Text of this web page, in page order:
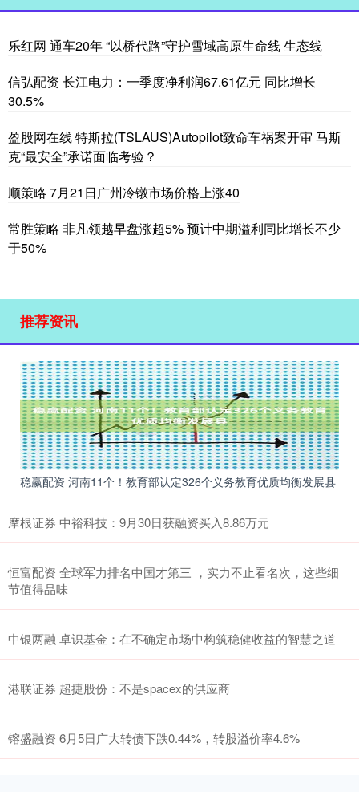
乐红网 通车20年 “以桥代路”守护雪域高原生命线 生态线
信弘配资 长江电力：一季度净利润67.61亿元 同比增长
30.5%
盈股网在线 特斯拉(TSLAUS)Autopilot致命车祸案开审 马斯
克“最安全”承诺面临考验？
顺策略 7月21日广州冷镦市场价格上涨40
常胜策略 非凡领越早盘涨超5% 预计中期溢利同比增长不少
于50%
推荐资讯
稳赢配资 河南11个！教育部认定326个义务教育优质均衡发展县
摩根证券 中裕科技：9月30日获融资买入8.86万元
恒富配资 全球军力排名中国才第三 ，实力不止看名次，这些细
节值得品味
中银两融 卓识基金：在不确定市场中构筑稳健收益的智慧之道
港联证券 超捷股份：不是spacex的供应商
镕盛融资 6月5日广大转债下跌0.44%，转股溢价率4.6%